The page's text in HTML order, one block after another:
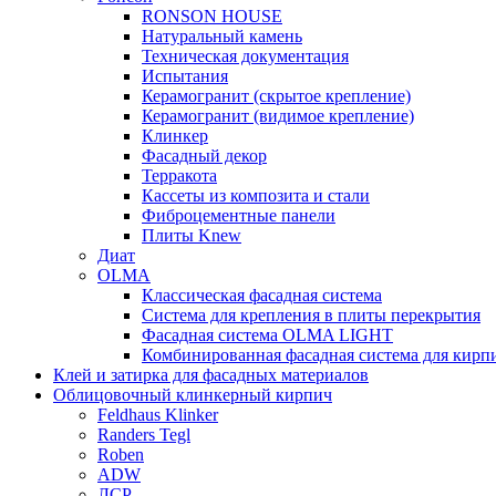
RONSON HOUSE
Натуральный камень
Техническая документация
Испытания
Керамогранит (скрытое крепление)
Керамогранит (видимое крепление)
Клинкер
Фасадный декор
Терракота
Кассеты из композита и стали
Фиброцементные панели
Плиты Knew
Диат
OLMA
Классическая фасадная система
Система для крепления в плиты перекрытия
Фасадная система OLMA LIGHT
Комбинированная фасадная система для
Клей и затирка для фасадных материалов
Облицовочный клинкерный кирпич
Feldhaus Klinker
Randers Tegl
Roben
ADW